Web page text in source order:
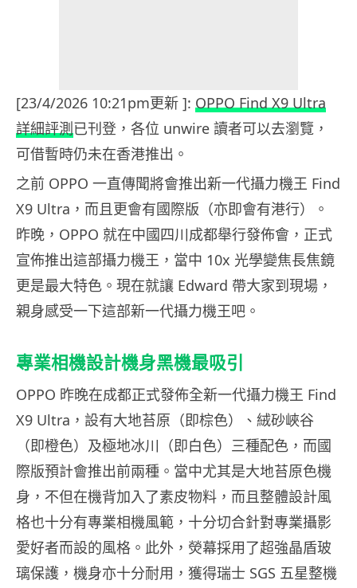
[23/4/2026 10:21pm更新 ]: OPPO Find X9 Ultra
詳細評測已刊登，各位 unwire 讀者可以去瀏覽，
可借暫時仍未在香港推出。
之前 OPPO 一直傳聞將會推出新一代攝力機王 Find
X9 Ultra，而且更會有國際版（亦即會有港行）。
昨晚，OPPO 就在中國四川成都舉行發佈會，正式
宣佈推出這部攝力機王，當中 10x 光學變焦長焦鏡
更是最大特色。現在就讓 Edward 帶大家到現場，
親身感受一下這部新一代攝力機王吧。
專業相機設計機身黑機最吸引
OPPO 昨晚在成都正式發佈全新一代攝力機王 Find
X9 Ultra，設有大地苔原（即棕色）、絨砂峽谷
（即橙色）及極地冰川（即白色）三種配色，而國
際版預計會推出前兩種。當中尤其是大地苔原色機
身，不但在機背加入了素皮物料，而且整體設計風
格也十分有專業相機風範，十分切合針對專業攝影
愛好者而設的風格。此外，熒幕採用了超強晶盾玻
璃保護，機身亦十分耐用，獲得瑞士 SGS 五星整機